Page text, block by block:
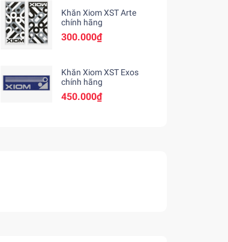
Khăn Xiom XST Arte
chính hãng
300.000₫
Khăn Xiom XST Exos
chính hãng
450.000₫